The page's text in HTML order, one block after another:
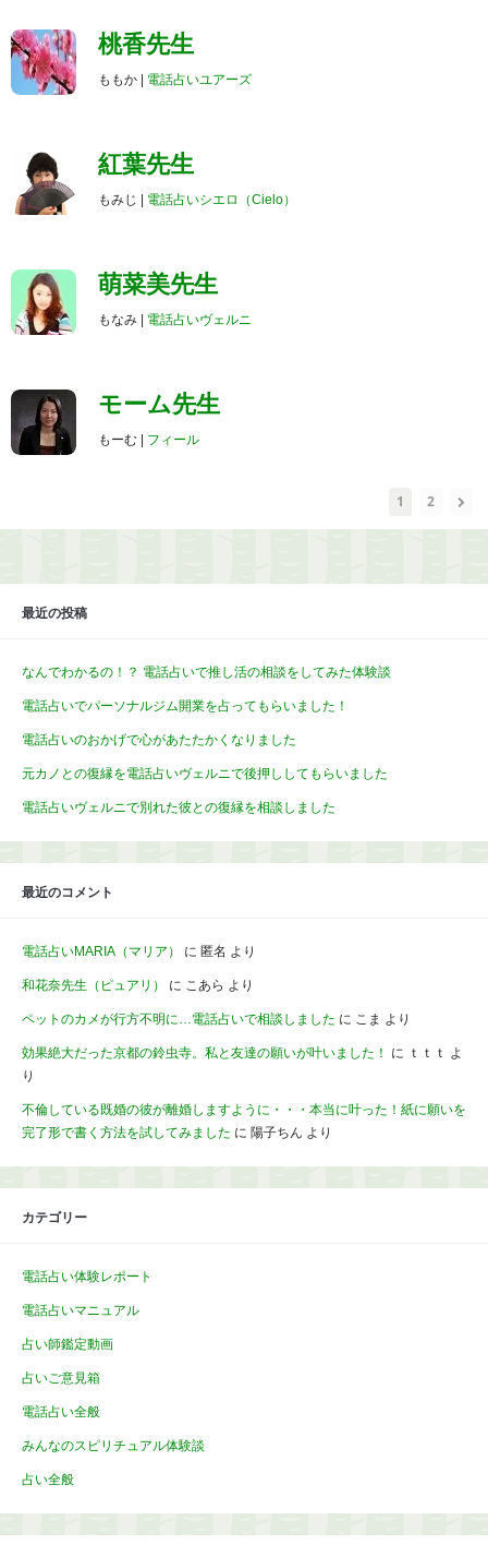
桃香先生
ももか | 電話占いユアーズ
紅葉先生
もみじ | 電話占いシエロ（Cielo）
萌菜美先生
もなみ | 電話占いヴェルニ
モーム先生
もーむ | フィール
1 2
最近の投稿
なんでわかるの！？ 電話占いで推し活の相談をしてみた体験談
電話占いでパーソナルジム開業を占ってもらいました！
電話占いのおかげで心があたたかくなりました
元カノとの復縁を電話占いヴェルニで後押ししてもらいました
電話占いヴェルニで別れた彼との復縁を相談しました
最近のコメント
電話占いMARIA（マリア） に 匿名 より
和花奈先生（ピュアリ） に こあら より
ペットのカメが行方不明に…電話占いで相談しました に こま より
効果絶大だった京都の鈴虫寺。私と友達の願いが叶いました！ に ｔｔｔ よ
り
不倫している既婚の彼が離婚しますように・・・本当に叶った！紙に願いを
完了形で書く方法を試してみました に 陽子ちん より
カテゴリー
電話占い体験レポート
電話占いマニュアル
占い師鑑定動画
占いご意見箱
電話占い全般
みんなのスピリチュアル体験談
占い全般